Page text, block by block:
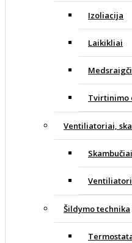
Izoliacija
Laikikliai
Tvirtinimo
Ventiliatoriai,
Skambučiai
Šildymo technika